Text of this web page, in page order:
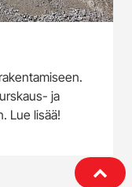
ja
Lue lisää!